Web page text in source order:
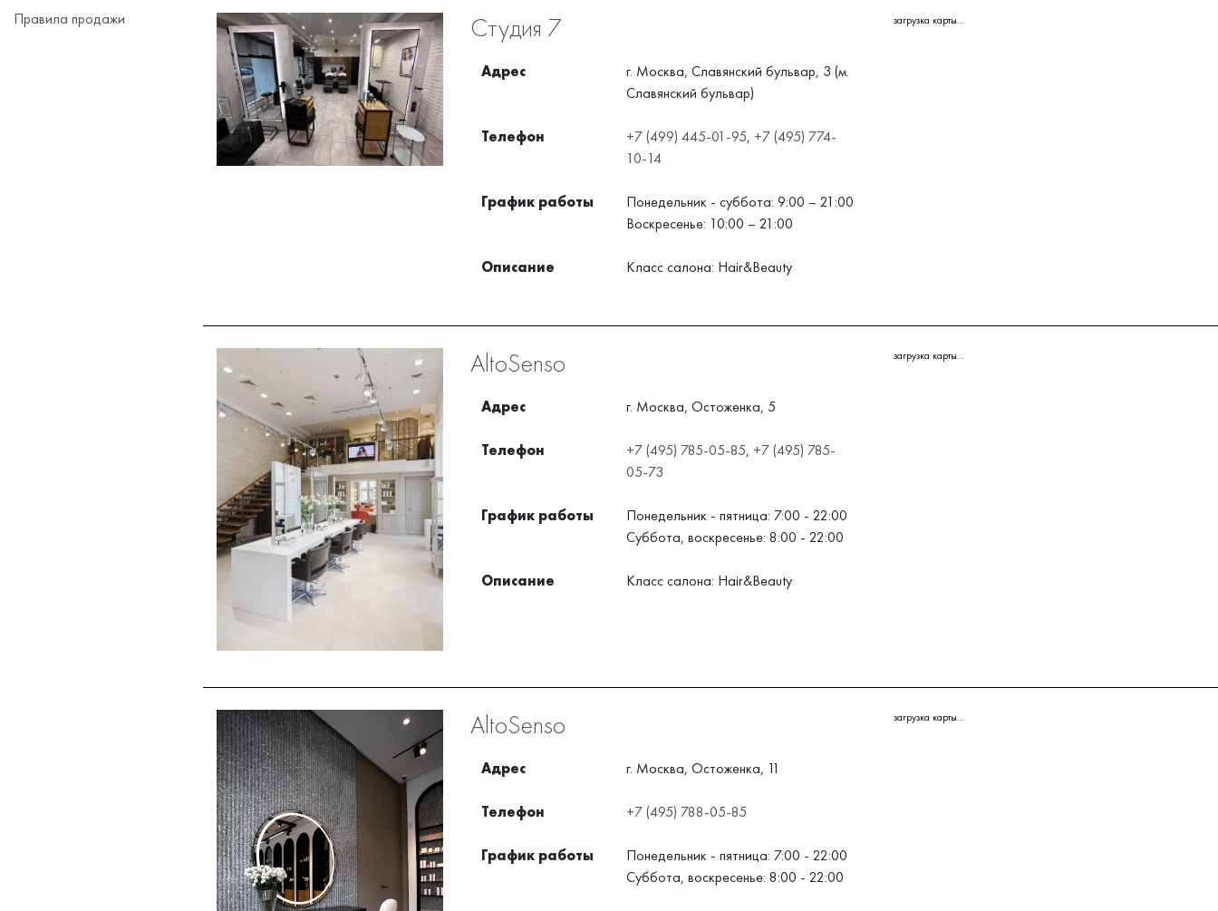
Правила продажи
Студия 7
Адрес
г. Москва, Славянский бульвар, 3 (м.
Славянский бульвар)
Телефон +7 (499) 445-01-95, +7 (495) 774-
10-14
График работы
Понедельник - суббота: 9:00 – 21:00
Воскресенье: 10:00 – 21:00
Описание Класс салона: Hair&Beauty
загрузка карты...
AltoSenso
Адрес г. Москва, Остоженка, 5
Телефон +7 (495) 785-05-85, +7 (495) 785-
05-73
График работы
Понедельник - пятница: 7:00 - 22:00
Суббота, воскресенье: 8:00 - 22:00
Описание Класс салона: Hair&Beauty
загрузка карты...
AltoSenso
Адрес г. Москва, Остоженка, 11
Телефон +7 (495) 788-05-85
График работы
Понедельник - пятница: 7:00 - 22:00
Суббота, воскресенье: 8:00 - 22:00
загрузка карты...